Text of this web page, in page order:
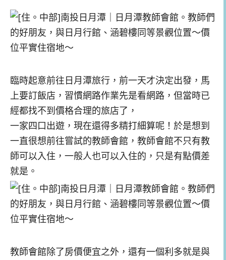
臨時起意前往日月潭旅行，前一天才決定出發，馬
上要訂飯店，習慣網路作業先是看網路，但當時已
經都找不到價格合理的旅店了，
一家四口出遊，現在還得多精打細算呢！於是想到
一直很想前往嘗試的教師會館，教師會館不只有教
師可以入住，一般人也可以入住的，只是有點價差
就是。
教師會館除了房價便宜之外，還有一個利多就是與